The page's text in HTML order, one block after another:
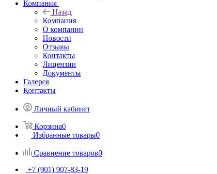
Компания
Назад
Компания
О компании
Новости
Отзывы
Контакты
Лицензии
Документы
Галерея
Контакты
Личный кабинет
Корзина0
Избранные товары0
Сравнение товаров0
+7 (901) 907-83-19